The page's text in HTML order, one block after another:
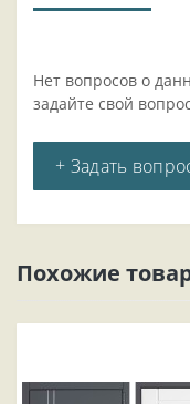
Нет вопросов о
задайте свой
+ Задать
Похожие